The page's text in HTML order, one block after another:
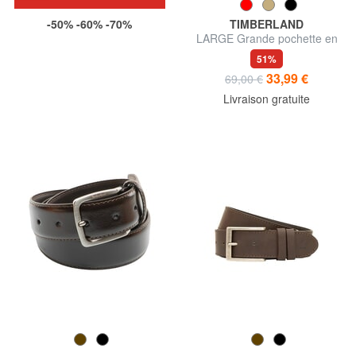
-50% -60% -70%
TIMBERLAND
LARGE Grande pochette en
cuir avec dragonne
51%
69,00 € 33,99 €
Livraison gratuite